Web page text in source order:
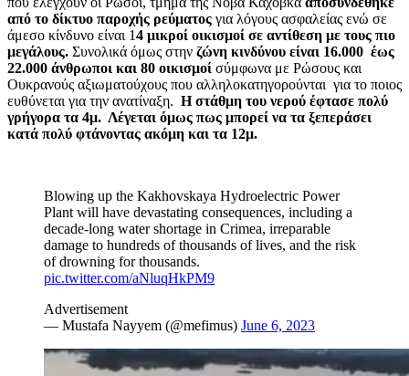
από το δίκτυο παροχής ρεύματος για λόγους ασφαλείας ενώ σε
άμεσο κίνδυνο είναι 14 μικροί οικισμοί σε αντίθεση με τους πιο
μεγάλους. Συνολικά όμως στην ζώνη κινδύνου είναι 16.000 έως
22.000 άνθρωποι και 80 οικισμοί σύμφωνα με Ρώσους και
Ουκρανούς αξιωματούχους που αλληλοκατηγορούνται για το ποιος
ευθύνεται για την ανατίναξη. Η στάθμη του νερού έφτασε πολύ
γρήγορα τα 4μ. Λέγεται όμως πως μπορεί να τα ξεπεράσει
κατά πολύ φτάνοντας ακόμη και τα 12μ.
Blowing up the Kakhovskaya Hydroelectric Power
Plant will have devastating consequences, including a
decade-long water shortage in Crimea, irreparable
damage to hundreds of thousands of lives, and the risk
of drowning for thousands.
pic.twitter.com/aNluqHkPM9
Advertisement
— Mustafa Nayyem (@mefimus) June 6, 2023